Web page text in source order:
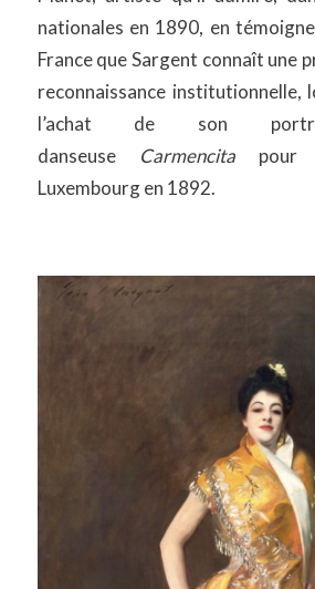
nationales en 1890, en
France que Sargent connaît une
reconnaissance institutionnelle,
l’achat de son
danseuse Carmencitapour
Luxembourg en 1892.